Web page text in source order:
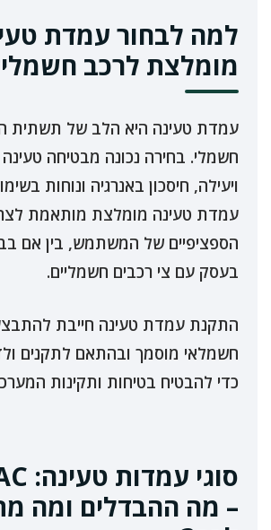
למה לבחור עמדת
מומלצת לרכב
עמדת טעינה היא הלב של תשתית
חשמלי. בחירה נכונה מבטיחה
ויעילה, חיסכון באנרגיה ונוחות
עמדת טעינה מומלצת מותאמת
הספציפיים של המשתמש, בין אם
בעסק עם צי רכבים חשמליים.
התקנת עמדת טעינה חייבת
חשמלאי מוסמך ובהתאם לתקנים
כדי להבטיח בטיחות ותקינות
– מה ההבדלים ומה